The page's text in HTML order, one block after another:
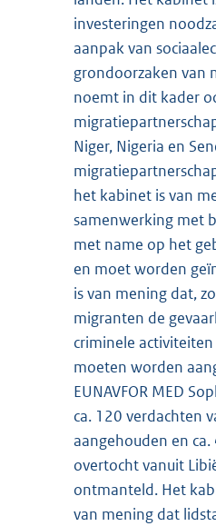
investeringen
aanpak van
grondoorzaken van
noemt in dit kader
Niger, Nigeria en
het kabinet is van
samenwerking met
met name op het
en moet worden
is van mening dat,
migranten de
criminele
moeten worden
EUNAVFOR MED
ca. 120 verdachten
aangehouden en
overtocht vanuit
ontmanteld. Het
van mening dat